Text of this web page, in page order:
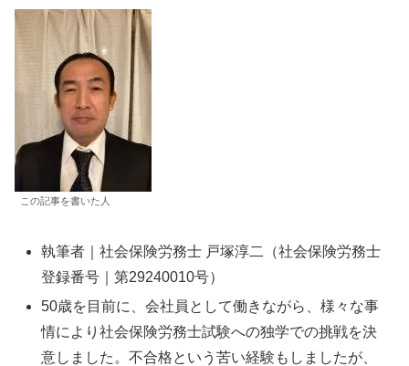
この記事を書いた人
執筆者｜社会保険労務士 戸塚淳二（社会保険労務士
登録番号｜第29240010号）
50歳を目前に、会社員として働きながら、様々な事
情により社会保険労務士試験への独学での挑戦を決
意しました。不合格という苦い経験もしましたが、